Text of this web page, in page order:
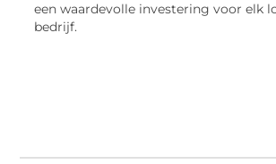
een waardevolle investering voor elk
bedrijf.